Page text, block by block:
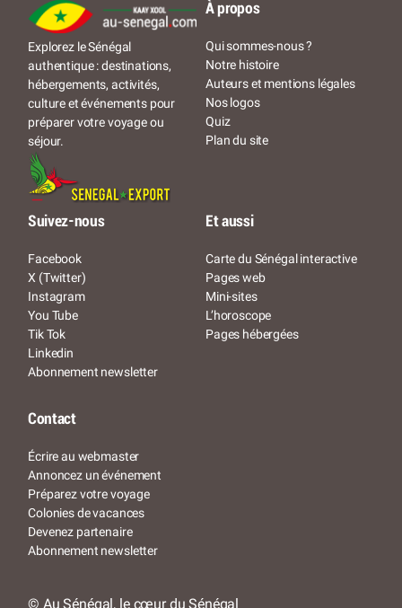
Explorez le Sénégal
authentique : destinations,
hébergements, activités,
culture et événements pour
préparer votre voyage ou
séjour.
À propos
Qui sommes-nous ?
Notre histoire
Auteurs et mentions légales
Nos logos
Quiz
Plan du site
Suivez-nous
Facebook
X (Twitter)
Instagram
You Tube
Tik Tok
Linkedin
Abonnement newsletter
Et aussi
Carte du Sénégal interactive
Pages web
Mini-sites
L’horoscope
Pages hébergées
Contact
Écrire au webmaster
Annoncez un événement
Préparez votre voyage
Colonies de vacances
Devenez partenaire
Abonnement newsletter
© Au Sénégal, le cœur du Sénégal